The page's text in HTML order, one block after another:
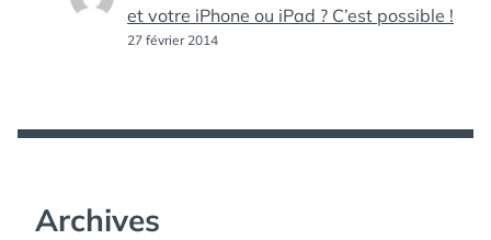
et votre iPhone ou iPad ? C’est possible !
27 février 2014
Archives